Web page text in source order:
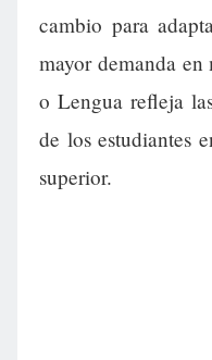
cambio para
mayor demanda
o Lengua refleja
de los estudiantes
superior.